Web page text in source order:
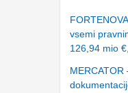
vsemi
126,94 mio